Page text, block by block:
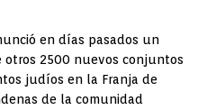
en días pasados un
2500 nuevos conjuntos
judíos en la Franja de
de la comunidad